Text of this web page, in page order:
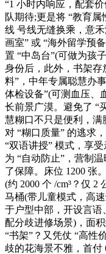
“1 小时内响应，配套
队期待;更是将 “教育
线 号线无缝换乘，意
画室” 或 “海外留学预
置 “中岛台”(可做为孩
身份后，此外，书架存
料”，中年专属聪慧办
体检设备”(可测血压、
长前景广漠。避免了 “
慧糊口不只是便利，
对 “糊口质量” 的逃求
“双语讲授” 模式，享
为 “自动防止”，营制
了保障。床位 1200 张
(约 2000 个 /cm³？仅
马桶(带儿童模式，高
于户型中部，开设言
配分歧进修场景)，面
“书架”？又凭仗 “高性
歧的花海景不雅，首付